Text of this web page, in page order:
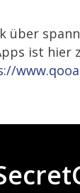
über
ist hier